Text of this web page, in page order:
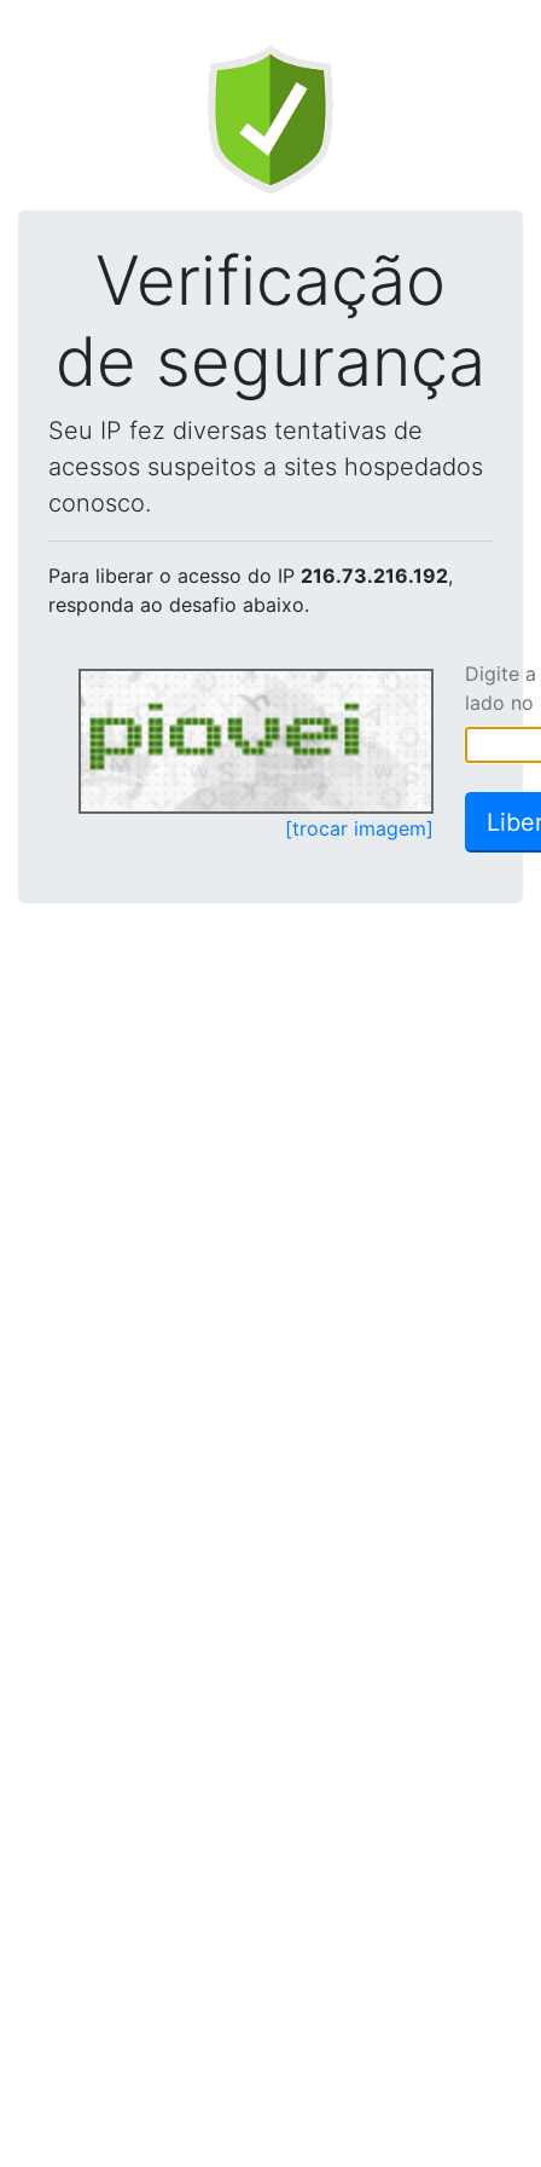
Verificação
de segurança
Seu IP fez diversas tentativas de
acessos suspeitos a sites hospedados
conosco.
Para liberar o acesso do IP 216.73.216.192,
responda ao desafio abaixo.
[trocar imagem]
Digite
lado no